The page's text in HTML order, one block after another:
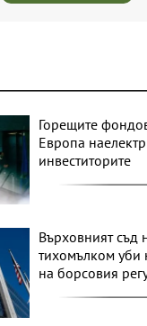
Горещите
Европа
инвеститорите
Върховният
тихомълком уби
на борсовия